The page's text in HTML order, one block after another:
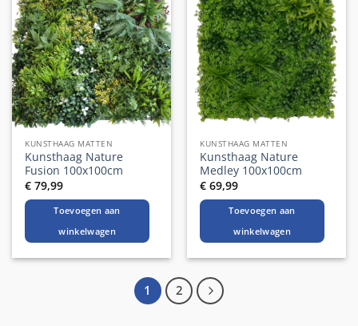
KUNSTHAAG MATTEN
Kunsthaag Nature
Fusion 100x100cm
€ 79,99
Toevoegen aan
winkelwagen
KUNSTHAAG MATTEN
Kunsthaag Nature
Medley 100x100cm
€ 69,99
Toevoegen aan
winkelwagen
1 2